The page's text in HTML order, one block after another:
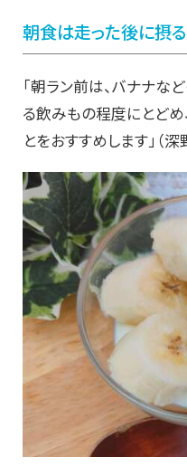
朝食は走った後に摂
「朝ラン前は、バナナな
る飲みもの程度にとどめ
とをおすすめします」（深